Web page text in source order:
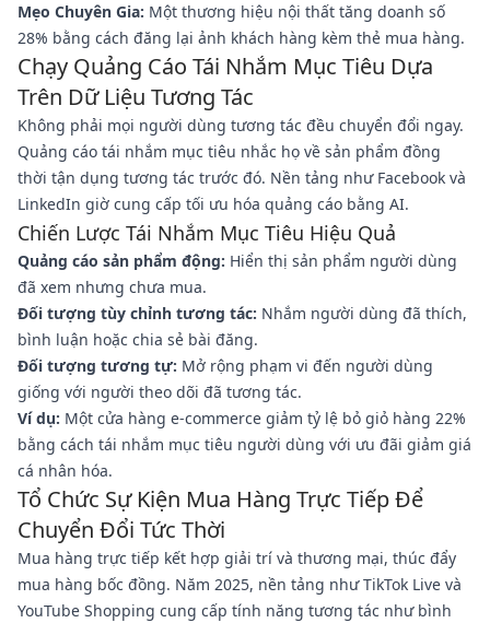
Mẹo Chuyên Gia: Một thương hiệu nội thất tăng doanh số
28% bằng cách đăng lại ảnh khách hàng kèm thẻ mua hàng.
Chạy Quảng Cáo Tái Nhắm Mục Tiêu Dựa
Trên Dữ Liệu Tương Tác
Không phải mọi người dùng tương tác đều chuyển đổi ngay.
Quảng cáo tái nhắm mục tiêu nhắc họ về sản phẩm đồng
thời tận dụng tương tác trước đó. Nền tảng như Facebook và
LinkedIn giờ cung cấp tối ưu hóa quảng cáo bằng AI.
Chiến Lược Tái Nhắm Mục Tiêu Hiệu Quả
Quảng cáo sản phẩm động: Hiển thị sản phẩm người dùng
đã xem nhưng chưa mua.
Đối tượng tùy chỉnh tương tác: Nhắm người dùng đã thích,
bình luận hoặc chia sẻ bài đăng.
Đối tượng tương tự: Mở rộng phạm vi đến người dùng
giống với người theo dõi đã tương tác.
Ví dụ: Một cửa hàng e-commerce giảm tỷ lệ bỏ giỏ hàng 22%
bằng cách tái nhắm mục tiêu người dùng với ưu đãi giảm giá
cá nhân hóa.
Tổ Chức Sự Kiện Mua Hàng Trực Tiếp Để
Chuyển Đổi Tức Thời
Mua hàng trực tiếp kết hợp giải trí và thương mại, thúc đẩy
mua hàng bốc đồng. Năm 2025, nền tảng như TikTok Live và
YouTube Shopping cung cấp tính năng tương tác như bình